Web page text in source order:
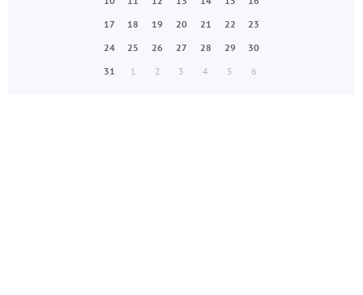
17
18 19 20 21 22
23
24
25 26 27 28 29
30
31
1 2 3 4 5 6